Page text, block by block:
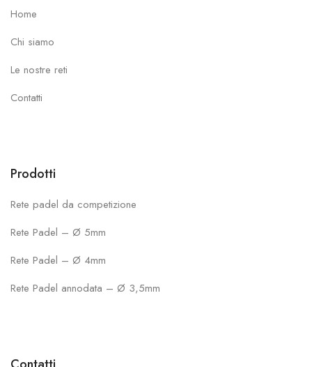
Home
Chi siamo
Le nostre reti
Contatti
Prodotti
Rete padel da competizione
Rete Padel – Ø 5mm
Rete Padel – Ø 4mm
Rete Padel annodata – Ø 3,5mm